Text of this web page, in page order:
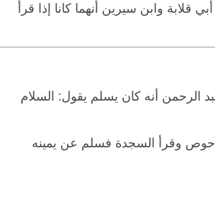
عن خالد عن أبي قلابة وابن سيرين أنهما كانا إذا قرأ
الرحمن أنه كان يسلم يقول: السلام
وقرأ السجدة فسلم عن يمينه